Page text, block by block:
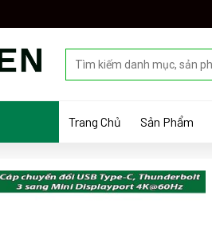
kiếm:
Trang Chủ Sản Phẩm